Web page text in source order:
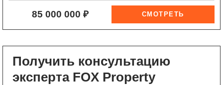
85 000 000 ₽
Получить консультацию
эксперта FOX Property